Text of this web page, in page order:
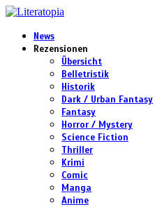
News
Rezensionen
Übersicht
Belletristik
Historik
Dark / Urban Fantasy
Fantasy
Horror / Mystery
Science Fiction
Thriller
Krimi
Comic
Manga
Anime